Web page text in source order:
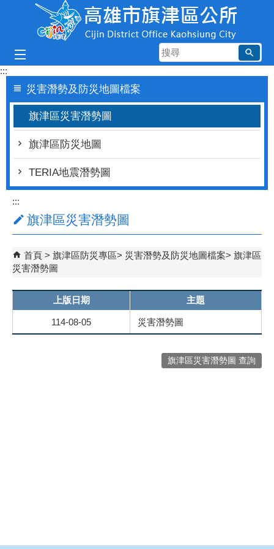
跳到主要內容區塊
搜
尋
:::
災害潛勢及防災地圖檔案
旗津區災害潛勢圖
旗津區防災地圖
TERIA地震潛勢圖
:::
旗津區災害潛勢圖
首頁 旗津區防災專區 災害潛勢及防災地圖檔案
旗津區
災害潛勢圖
上版日期 主題
114-08-05 災害潛勢圖
旗津區災害潛勢圖 查詢